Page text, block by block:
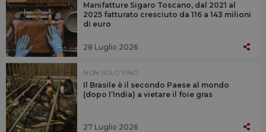
Manifatture Sigaro Toscano, dal 2021 al
2025 fatturato cresciuto da 116 a 143 milioni
di euro
28 Luglio 2026
NON SOLO VINO
Il Brasile è il secondo Paese al mondo
(dopo l’India) a vietare il foie gras
27 Luglio 2026